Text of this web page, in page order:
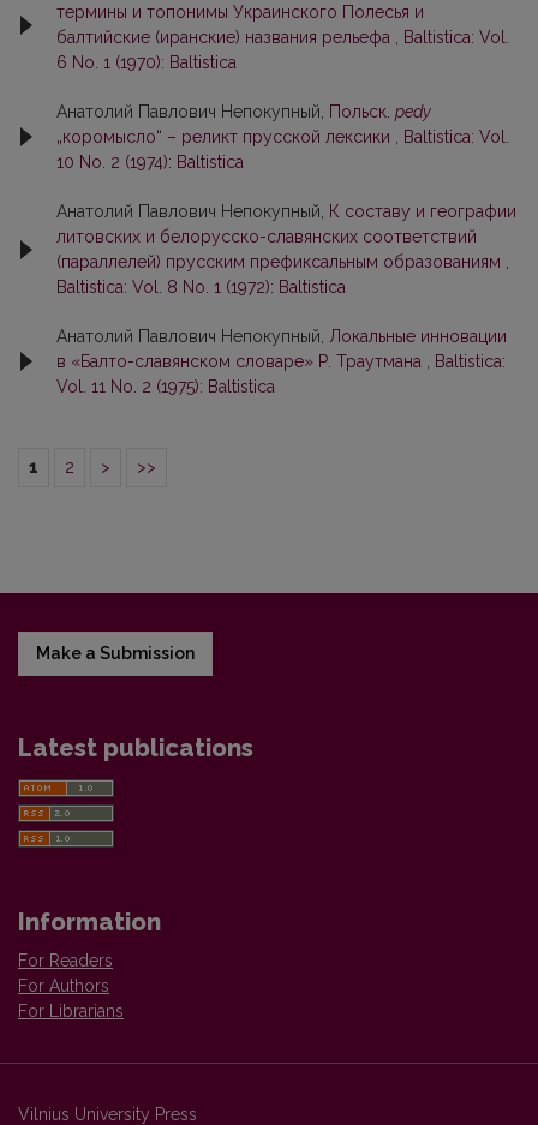
термины и топонимы Украинского Полесья и
балтийские (иранские) названия рельефа
Baltistica: Vol.
6 No. 1 (1970): Baltistica
Анатолий Павлович Непокупный, Польск. pedy
„коромысло“ – реликт прусской лексики
Baltistica: Vol.
10 No. 2 (1974): Baltistica
Анатолий Павлович Непокупный,
К составу и географии
литовских и белорусско-славянских соответствий
(параллелей) прусским префиксальным образованиям
Baltistica: Vol. 8 No. 1 (1972): Baltistica
Анатолий Павлович Непокупный, Локальные инновации
в «Балто-славянском словаре» Р. Траутмана
Baltistica:
Vol. 11 No. 2 (1975): Baltistica
1 2 > >>
Make a Submission
Latest publications
Information
For Readers
For Authors
For Librarians
Vilnius University Press